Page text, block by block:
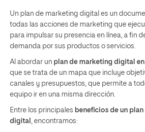
Un plan de marketing digital es un
todas las acciones de marketing que
para impulsar su presencia en línea, a fin
demanda por sus productos o servicios.
Al abordar un plan de marketing digital
que se trata de un mapa que incluye
canales y presupuestos, que permite a
equipo ir en una misma dirección.
Entre los principales beneficios de un
digital
, encontramos: